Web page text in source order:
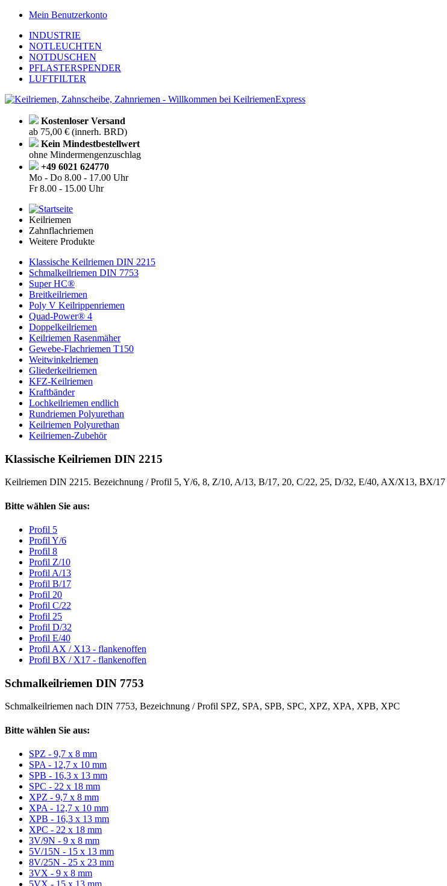
Mein Benutzerkonto
INDUSTRIE
NOTLEUCHTEN
NOTDUSCHEN
PFLASTERSPENDER
LUFTFILTER
Kostenloser Versand
ab 75,00 € (innerh. BRD)
Kein Mindestbestellwert
ohne Mindermengenzuschlag
+49 6021 624770
Mo - Do 8.00 - 17.00 Uhr
Fr8.00 - 15.00 Uhr
Keilriemen
Zahnflachriemen
Weitere Produkte
Klassische Keilriemen DIN 2215
Schmalkeilriemen DIN 7753
Super HC®
Breitkeilriemen
Poly V Keilrippenriemen
Quad-Power® 4
Doppelkeilriemen
Keilriemen Rasenmäher
Gewebe-Flachriemen T150
Weitwinkelriemen
Gliederkeilriemen
KFZ-Keilriemen
Kraftbänder
Lochkeilriemen endlich
Rundriemen Polyurethan
Keilriemen Polyurethan
Keilriemen-Zubehör
Klassische Keilriemen DIN 2215
Keilriemen DIN 2215. Bezeichnung / Profil 5, Y/6, 8, Z/10, A/13, B/17, 20, C/22, 25, D/32, E/40, AX/X13, BX/17
Bitte wählen Sie aus:
Profil 5
Profil Y/6
Profil 8
Profil Z/10
Profil A/13
Profil B/17
Profil 20
Profil C/22
Profil 25
Profil D/32
Profil E/40
Profil AX / X13 - flankenoffen
Profil BX / X17 - flankenoffen
Schmalkeilriemen DIN 7753
Schmalkeilriemen nach DIN 7753, Bezeichnung / Profil SPZ, SPA, SPB, SPC, XPZ, XPA, XPB, XPC
Bitte wählen Sie aus:
SPZ - 9,7 x 8 mm
SPA - 12,7 x 10 mm
SPB - 16,3 x 13 mm
SPC - 22 x 18 mm
XPZ - 9,7 x 8 mm
XPA - 12,7 x 10 mm
XPB - 16,3 x 13 mm
XPC - 22 x 18 mm
3V/9N - 9 x 8 mm
5V/15N - 15 x 13 mm
8V/25N - 25 x 23 mm
3VX - 9 x 8 mm
5VX - 15 x 13 mm